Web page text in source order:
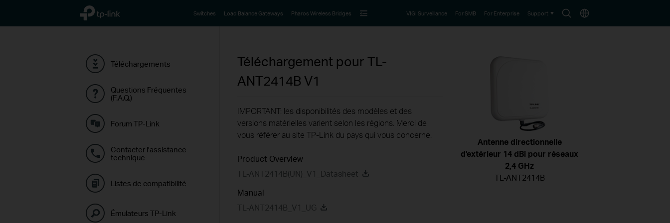
TP-Link, Reliably Smart
SearchChoose
Switches Load Balance Gateways Pharos Wireless Bridges VIGI Surveillance For SMB For Enterprise Support
Téléchargements
Questions Fréquentes
(F.A.Q.)
Forum TP-Link
Contacter l'assistance
technique
Listes de compatibilité
Émulateurs TP-Link
Téléchargement pour TL-
ANT2414B V1
IMPORTANT: les disponibilités des modèles et des
versions matérielles varient selon les régions. Merci de
vous référer au site TP-Link du pays qui vous concerne.
Product Overview
TL-ANT2414B(UN)_V1_Datasheet
Manual
TL-ANT2414B_V1_UG
Antenne directionnelle
d'extérieur 14 dBi pour réseaux
2,4 GHz
TL-ANT2414B